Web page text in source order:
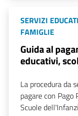
SERVIZI
FAMIGLIE
Guida al
educativi,
La procedura da
pagare con Pago
Scuole